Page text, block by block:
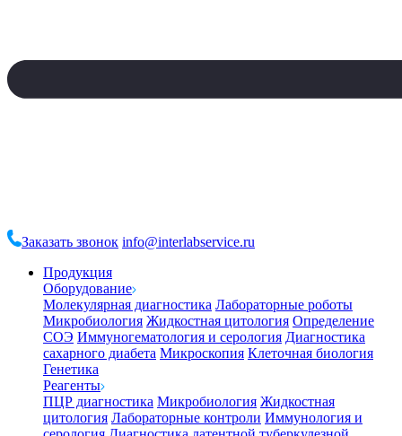
Заказать звонок info@interlabservice.ru
Продукция
Оборудование
Молекулярная диагностика Лабораторные роботы
Микробиология Жидкостная цитология Определение
СОЭ Иммуногематология и серология Диагностика
сахарного диабета Микроскопия Клеточная биология
Генетика
Реагенты
ПЦР диагностика Микробиология Жидкостная
цитология Лабораторные контроли Иммунология и